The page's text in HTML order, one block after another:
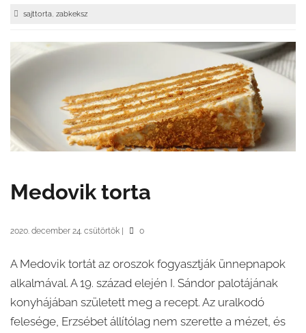
sajttorta, zabkeksz
Medovik torta
2020. december 24. csütörtök 0
A Medovik tortát az oroszok fogyasztják ünnepnapok
alkalmával. A 19. század elején I. Sándor palotájának
konyhájában született meg a recept. Az uralkodó
felesége, Erzsébet állítólag nem szerette a mézet, és